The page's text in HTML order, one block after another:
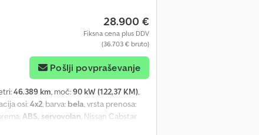
28.900 €
Fiksna cena plus DDV
(36.703 € bruto)
Pošlji povpraševanje
46.389 km, moč:90 kW (122,37 KM),
osi:4x2, barva: bela, vrsta prenosa:
ABS, servovolan, Nissan Cabstar
46.389 km Delovni čas: 5003 ure Leto